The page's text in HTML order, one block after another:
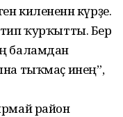
килененән күрҙе.
тип ҡурҡытты. Бер
баламдан
тыҡмаҫ инең”,
район